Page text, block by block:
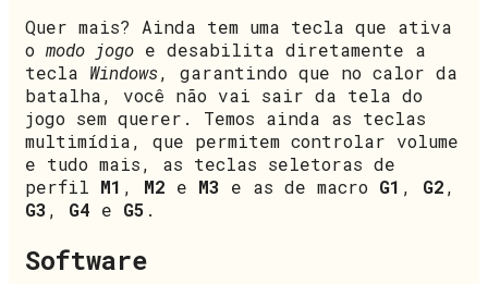
Quer mais? Ainda tem uma tecla que ativa
o modo jogo e desabilita diretamente a
tecla Windows, garantindo que no calor da
batalha, você não vai sair da tela do
jogo sem querer. Temos ainda as teclas
multimídia, que permitem controlar volume
e tudo mais, as teclas seletoras de
perfil M1 , M2 e M3 e as de macro G1 , G2,
G3, G4 e G5 .
Software